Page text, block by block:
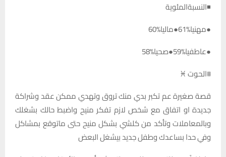
◾النسبةالمئوية
●مهنيا%61●ماليا%60
●عاطفيا%59●صحيا%58
#الحوت ♓
قصة صغيرة عم تكبر بدي منك تروق وتهدي ممكن عقد وشراكة
جديدة او اتفاق مع شخص لازم تفكر منيح واضبط حالك بشغلك
وبالمعاملات وتأكد من كلشي بشكل منيح حتى ماتوقع بمشاكل
وفي حدا بساعدك وطفل جديد بيشغل البعض